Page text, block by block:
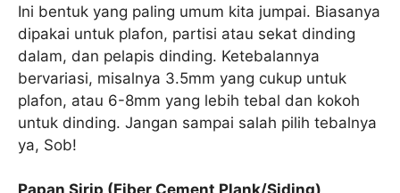
Ini bentuk yang paling umum kita jumpai. Biasanya
dipakai untuk plafon, partisi atau sekat dinding
dalam, dan pelapis dinding. Ketebalannya
bervariasi, misalnya 3.5mm yang cukup untuk
plafon, atau 6-8mm yang lebih tebal dan kokoh
untuk dinding. Jangan sampai salah pilih tebalnya
ya, Sob!